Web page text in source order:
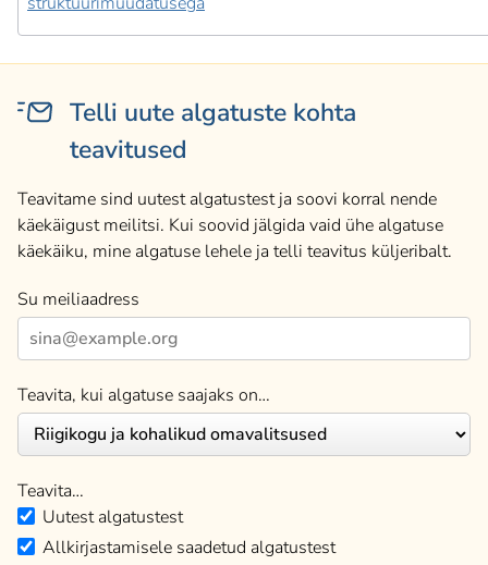
Telli uute algatuste kohta
teavitused
Teavitame sind uutest algatustest ja soovi korral nende
käekäigust meilitsi. Kui soovid jälgida vaid ühe algatuse
käekäiku, mine algatuse lehele ja telli teavitus küljeribalt.
Su meiliaadress
Teavita, kui algatuse saajaks on…
Teavita…
Uutest algatustest
Allkirjastamisele saadetud algatustest